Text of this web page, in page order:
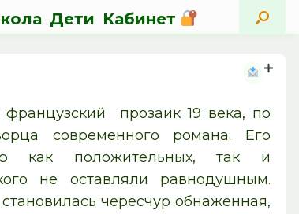
Дети Кабинет
прозаик 19 века, по
современного романа. Его
как положительных, так и
не оставляли равнодушным.
чересчур обнаженная,